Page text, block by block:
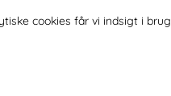
cookies får vi indsigt i